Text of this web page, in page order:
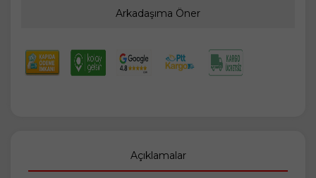
Arkadaşıma Öner
Açıklamalar